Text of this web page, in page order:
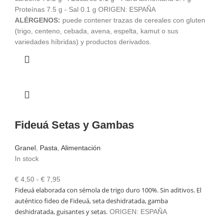
Proteínas 7.5 g - Sal 0.1 g ORIGEN: ESPAÑA
ALÉRGENOS: puede contener trazas de cereales con gluten
(trigo, centeno, cebada, avena, espelta, kamut o sus
variedades híbridas) y productos derivados.
Fideuá Setas y Gambas
Granel Pasta Alimentación
In stock
€ 4,50 - € 7,95
de
precios:
desde
Fideuá elaborada con sémola de trigo duro 100%. Sin aditivos. El
auténtico fideo de Fideuá, seta deshidratada, gamba
deshidratada, guisantes y setas. ORIGEN: ESPAÑA